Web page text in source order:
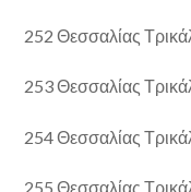
252 Θεσσαλίας
253 Θεσσαλίας
254 Θεσσαλίας
255 Θεσσαλίας